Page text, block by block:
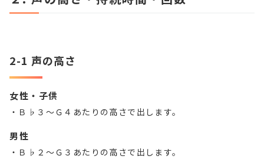
2-1 声の高さ
女性・子供
・Ｂ♭３～Ｇ４あたりの高さで出します。
男性
・Ｂ♭２～Ｇ３あたりの高さで出します。